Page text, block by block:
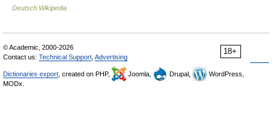
Deutsch Wikipedia
18+
© Academic, 2000-2026
Contact us: Technical Support Advertising
Dictionaries export , created on PHP, Joomla, Drupal,
WordPress,
MODx.